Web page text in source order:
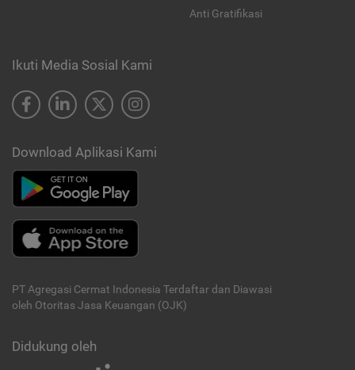
Anti Gratifikasi
Ikuti Media Sosial Kami
Download Aplikasi Kami
PT Agregasi Cermat Indonesia Terdaftar dan Diawasi
oleh Otoritas Jasa Keuangan (OJK)
Didukung oleh